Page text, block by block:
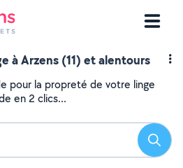
à Arzens (11) et alentours
pour la propreté de votre linge
en 2 clics...